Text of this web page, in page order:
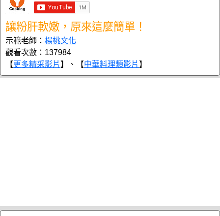
讓粉肝軟嫩，原來這麼簡單！
示範老師： 楊桃文化
觀看次數：137984
【更多精采影片 】、【中華料理類影片 】